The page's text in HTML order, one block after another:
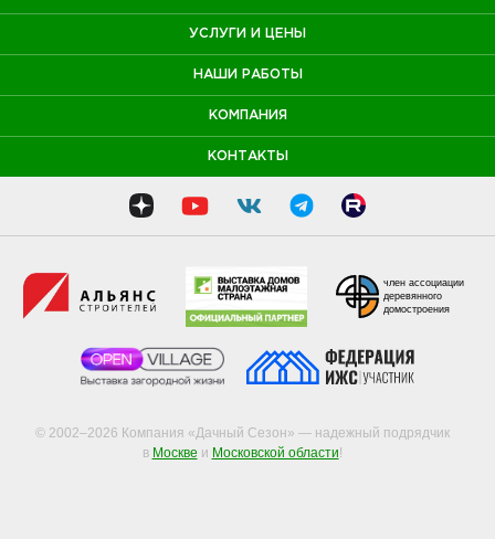
УСЛУГИ И ЦЕНЫ
НАШИ РАБОТЫ
КОМПАНИЯ
КОНТАКТЫ
© 2002–2026 Компания «Дачный Сезон» — надежный подрядчик
в Москве и Московской области!
член ассоциации
деревянного
домостроения